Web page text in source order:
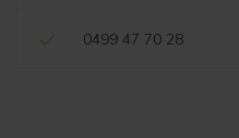
0499 47 70 28